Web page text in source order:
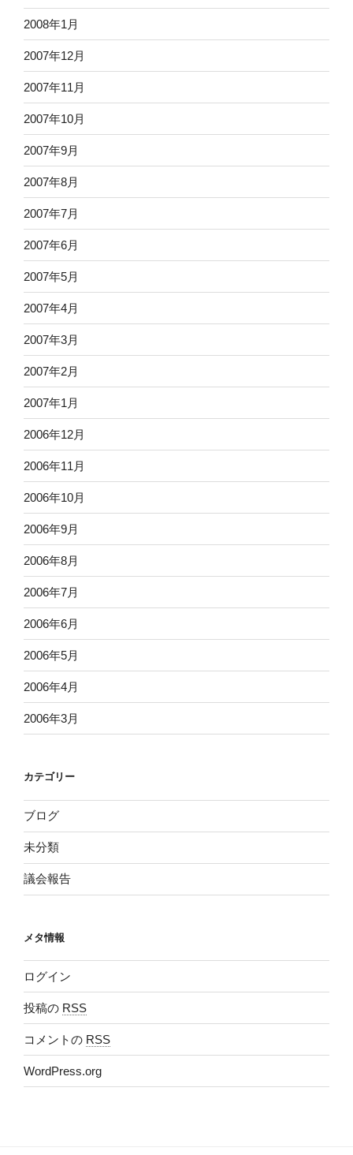
2008年1月
2007年12月
2007年11月
2007年10月
2007年9月
2007年8月
2007年7月
2007年6月
2007年5月
2007年4月
2007年3月
2007年2月
2007年1月
2006年12月
2006年11月
2006年10月
2006年9月
2006年8月
2006年7月
2006年6月
2006年5月
2006年4月
2006年3月
カテゴリー
ブログ
未分類
議会報告
メタ情報
ログイン
投稿の RSS
コメントの RSS
WordPress.org